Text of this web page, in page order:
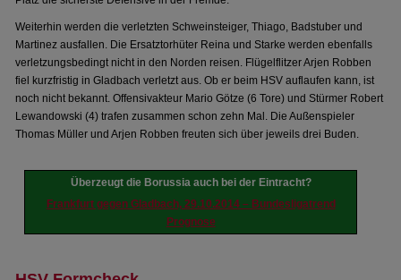
Weiterhin werden die verletzten Schweinsteiger, Thiago, Badstuber und
Martinez ausfallen. Die Ersatztorhüter Reina und Starke werden ebenfalls
verletzungsbedingt nicht in den Norden reisen. Flügelflitzer Arjen Robben
fiel kurzfristig in Gladbach verletzt aus. Ob er beim HSV auflaufen kann, ist
noch nicht bekannt. Offensivakteur Mario Götze (6 Tore) und Stürmer Robert
Lewandowski (4) trafen zusammen schon zehn Mal. Die Außenspieler
Thomas Müller und Arjen Robben freuten sich über jeweils drei Buden.
Überzeugt die Borussia auch bei der Eintracht?
Frankfurt gegen Gladbach, 29.10.2014 – Bundesligatrend
Prognose